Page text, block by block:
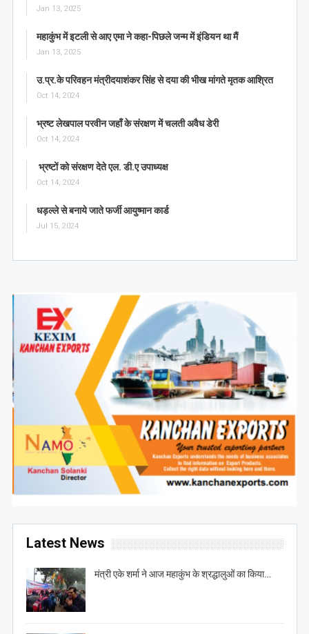
Jan 13, 2025
महाकुंभ में इटली से आए एमा ने कहा-पिछले जन्म में इंडियन था मैं
Jan 13, 2025
उ.प्र.के परिवहन मंत्रीदयाशंकर सिंह से दया की भीख मांगते मृतक आश्रित
Oct 14, 2024
भ्रष्ट लेखपाल परवीन जहाँ के संरक्षण में चलती अवैध डेरी
Oct 14, 2024
भ्रष्टों को संरक्षण देते एल. डी.ए उपाध्यक्ष
Oct 14, 2024
धड़ल्ले से बनाये जाते फर्जी आयुष्मान कार्ड
Jul 15, 2024
Latest News
मंत्री एके शर्मा ने आज महाकुंभ के श्रद्धालुओं का किया…